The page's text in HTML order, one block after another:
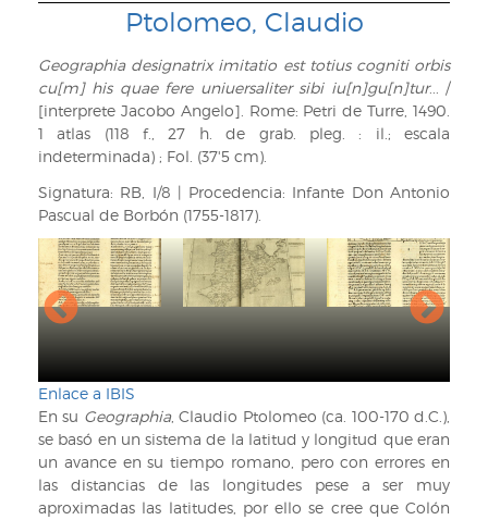
ayuda
de
navegación
Ptolomeo, Claudio
Geographia designatrix imitatio est totius cogniti orbis
cu[m] his quae fere uniuersaliter sibi iu[n]gu[n]tur... /
[interprete Jacobo Angelo]. Rome: Petri de Turre, 1490.
1 atlas (118 f., 27 h. de grab. pleg. : il.; escala
indeterminada) ; Fol. (37'5 cm).
Signatura: RB, I/8 | Procedencia: Infante Don Antonio
Pascual de Borbón (1755-1817).
Enlace a IBIS
En su Geographia, Claudio Ptolomeo (ca. 100-170 d.C.),
se basó en un sistema de la latitud y longitud que eran
un avance en su tiempo romano, pero con errores en
las distancias de las longitudes pese a ser muy
aproximadas las latitudes, por ello se cree que Colón